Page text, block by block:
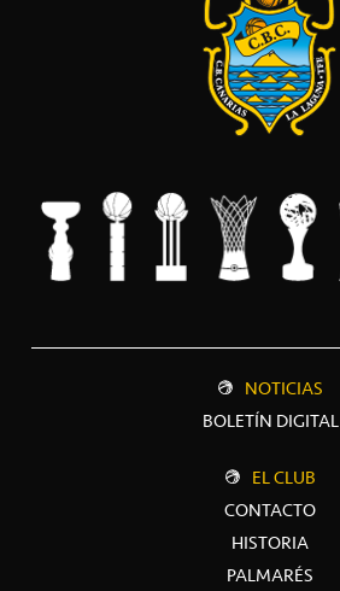
NOTICIAS
BOLETÍN DIGITAL
EL CLUB
CONTACTO
HISTORIA
PALMARÉS